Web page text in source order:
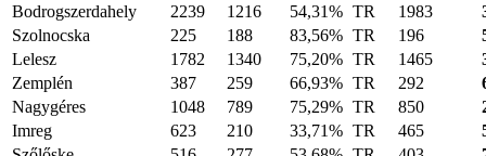
Bodrogszerdahely
2239 1216 54,31% TR 1983
Szolnocska
225 188 83,56% TR 196
Lelesz
1782 1340 75,20% TR 1465
Zemplén
387 259 66,93% TR 292
Nagygéres
1048 789 75,29% TR 850
Imreg
623 210 33,71% TR 465